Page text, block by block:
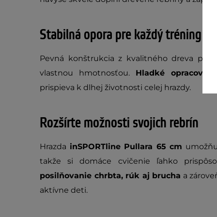
Stabilná opora pre každý tréning
Pevná konštrukcia z kvalitného dreva
vlastnou hmotnosťou. Hladké opracovanie
prispieva k dlhej životnosti celej hrazdy.
Rozšírte možnosti svojich rebrín
Hrazda inSPORTline Pullara 65 cm
takže si domáce cvičenie ľahko
posilňovanie chrbta, rúk aj brucha a
aktívne deti.